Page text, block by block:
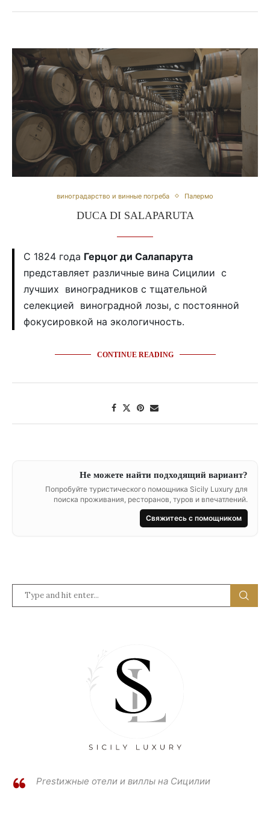
виноградарство и винные погреба Палермо
DUCA DI SALAPARUTA
С 1824 года Герцог ди Салапарута
представляет различные вина Сицилии с
лучших виноградников с тщательной
селекцией виноградной лозы, с постоянной
фокусировкой на экологичность.
CONTINUE READING
Не можете найти подходящий вариант?
Попробуйте туристического помощника Sicily Luxury для
поиска проживания, ресторанов, туров и впечатлений.
Свяжитесь с помощником
Prestижные отели и виллы на Сицилии